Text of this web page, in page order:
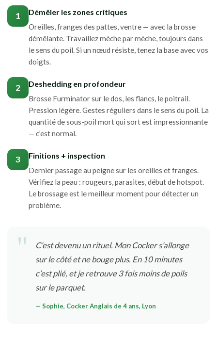
1 Démêler les zones critiques
Oreilles, franges des pattes, ventre — avec la brosse
démêlante. Travaillez mèche par mèche, toujours dans
le sens du poil. Si un nœud résiste, tenez la base avec vos
doigts.
2 Deshedding en profondeur
Brosse Furminator sur le dos, les flancs, le poitrail.
Pression légère. Gestes réguliers dans le sens du poil. La
quantité de sous-poil mort qui sort est impressionnante
— c’est normal.
3 Finitions + inspection
Dernier passage au peigne sur les oreilles et franges.
Vérifiez la peau : rougeurs, parasites, début de hotspot.
Le brossage est le meilleur moment pour détecter un
problème.
C’est devenu un rituel. Mon Cocker s’allonge
sur le côté et ne bouge plus. En 10 minutes
c’est plié, et je retrouve 3 fois moins de poils
sur le parquet.
— Sophie, Cocker Anglais de 4 ans, Lyon